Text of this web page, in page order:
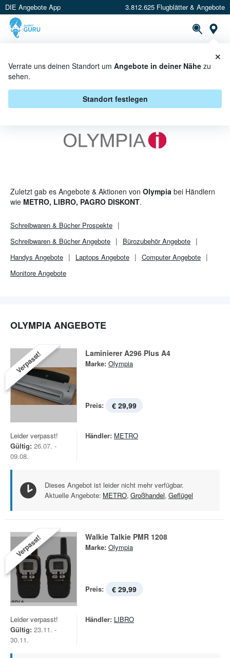
DIE Angebote App 3.812.625 Flugblätter & Angebote
Verrate uns deinen Standort um Angebote in deiner Nähe zu
sehen.
Standort festlegen
×
OLYMPIA ANGEBOTE & AKTIONEN
Zuletzt gab es Angebote & Aktionen von Olympia bei Händlern
wie METRO, LIBRO, PAGRO DISKONT.
Schreibwaren & BücherProspekte
Schreibwaren & BücherAngebote
Bürozubehör Angebote
Handys Angebote
Laptops Angebote
Computer Angebote
Monitore Angebote
OLYMPIA ANGEBOTE
Verpasst! Laminierer A296 Plus A4
Marke: Olympia
Preis: € 29,99
Leider verpasst!
Gültig: 26.07. -
09.08.
Händler: METRO
Dieses Angebot ist leider nicht mehr verfügbar.
Aktuelle Angebote: METRO, Großhandel, Geflügel
Verpasst! Walkie Talkie PMR 1208
Marke: Olympia
Preis: € 29,99
Leider verpasst!
Gültig: 23.11. -
30.11.
Händler: LIBRO